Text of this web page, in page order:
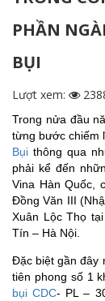
PHẦN
BỤI
Lượt xem:
Trong nửa đầu
từng bước chiếm
Bụi thông qua
phải kể đến
Vina Hàn Quốc,
Đồng Văn III
Xuân Lộc Thọ
Tín – Hà Nội.
Đặc biệt gần đây
tiên phong số 1
bụi CDC- PL –